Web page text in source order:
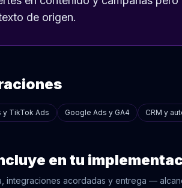
de origen.
y TikTok Ads Google Ads y GA4 CRM y
en tu
integraciones acordadas y entrega —